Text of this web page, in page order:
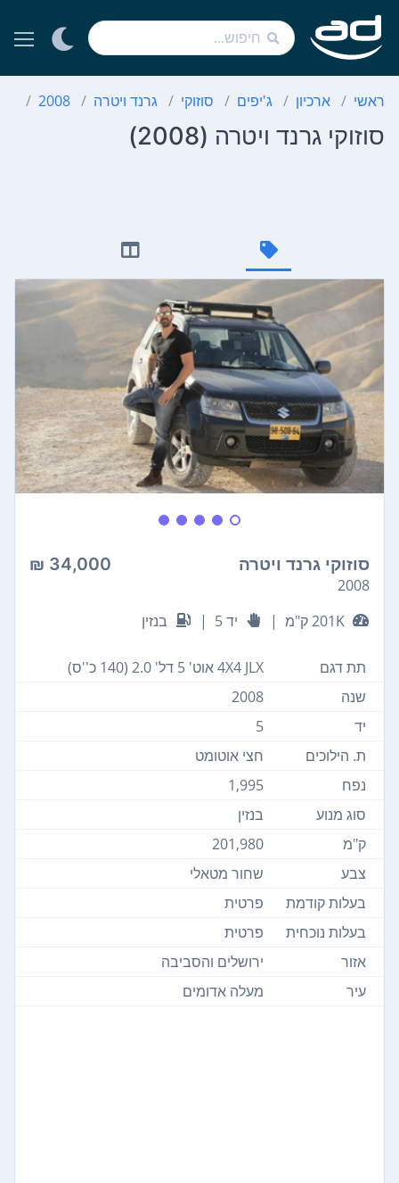
ראשי ארכיון ג'יפים סוזוקי גרנד ויטרה 2008
סוזוקי גרנד ויטרה (2008)
סוזוקי גרנד ויטרה 34,000 ₪
2008
201K ק"מ
| יד 5 | בנזין
תת דגם
4X4 JLX אוט' 5 דל' 2.0 (140 כ''ס)
שנה
2008
יד
5
ת. הילוכים
חצי אוטומט
נפח
1,995
סוג מנוע
בנזין
ק"מ
201,980
צבע
שחור מטאלי
בעלות קודמת
פרטית
בעלות נוכחית
פרטית
אזור
ירושלים והסביבה
עיר
מעלה אדומים